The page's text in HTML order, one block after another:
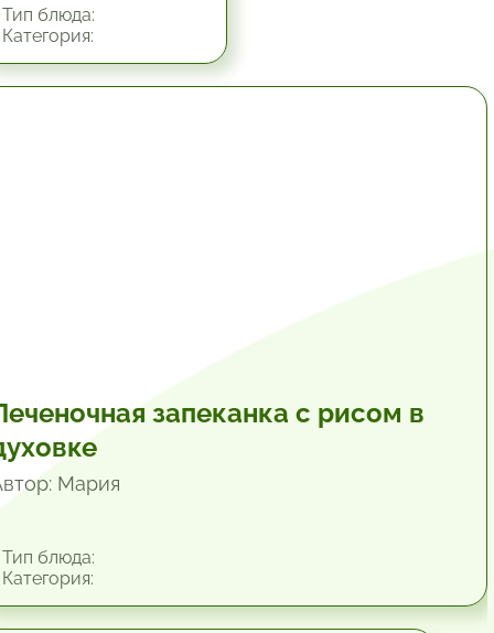
блюда:
запеканка с рисом в
Мария
блюда: